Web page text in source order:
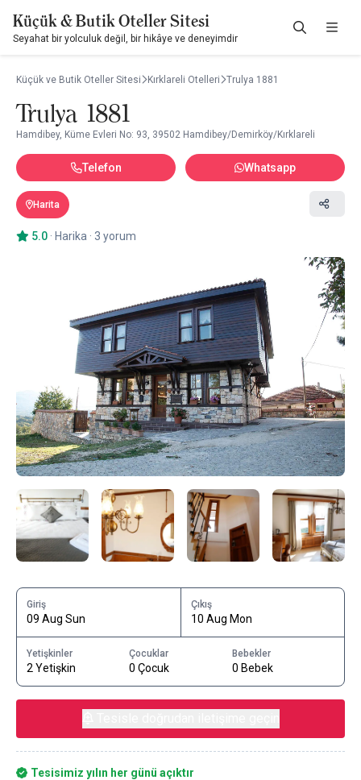
Küçük & Butik Oteller Sitesi
Seyahat bir yolculuk değil, bir hikâye ve deneyimdir
Küçük ve Butik Oteller Sitesi Kırklareli Otelleri Trulya 1881
Trulya 1881
Hamdibey, Küme Evleri No: 93, 39502 Hamdibey/Demirköy/Kırklareli
Telefon Whatsapp
Harita
5.0 · Harika · 3 yorum
Giriş
09 Aug Sun
Çıkış
10 Aug Mon
Yetişkinler
2 Yetişkin
Çocuklar
0 Çocuk
Bebekler
0 Bebek
Tesisimiz yılın her günü açıktır